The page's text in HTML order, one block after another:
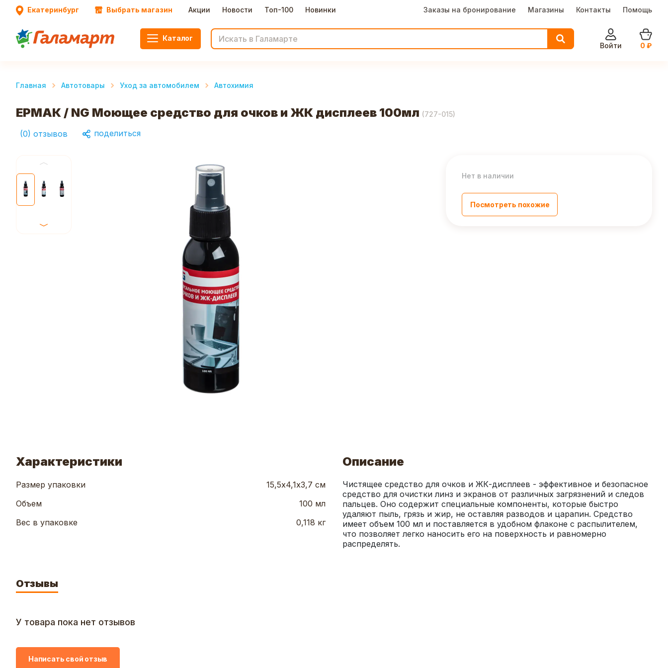
Екатеринбург Выбрать магазин Акции Новости Топ-100 Новинки Заказы на бронирование Магазины Контакты Помощь
Каталог
Войти
0 ₽
Главная Автотовары Уход за автомобилем Автохимия
ЕРМАК / NG Моющее средство для очков и ЖК дисплеев 100мл (727-015)
(0) отзывов поделиться
Нет в наличии
Посмотреть похожие
Характеристики
Размер упаковки
15,5х4,1х3,7 см
Объем
100 мл
Вес в упаковке
0,118 кг
Описание
Чистящее средство для очков и ЖК-дисплеев - эффективное и безопасное
средство для очистки линз и экранов от различных загрязнений и следов
пальцев. Оно содержит специальные компоненты, которые быстро
удаляют пыль, грязь и жир, не оставляя разводов и царапин. Средство
имеет объем 100 мл и поставляется в удобном флаконе с распылителем,
что позволяет легко наносить его на поверхность и равномерно
распределять.
Отзывы
У товара пока нет отзывов
Написать свой отзыв